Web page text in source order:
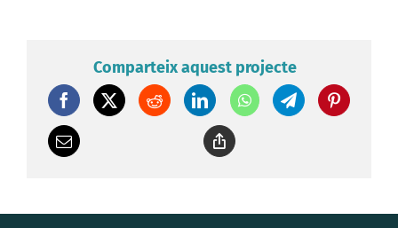
Comparteix aquest projecte